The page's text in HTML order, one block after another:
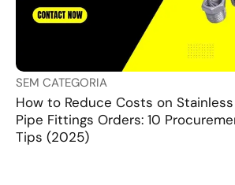
SEM CATEGORIA
How to Reduce Costs on
Pipe Fittings Orders: 10
Tips (2025)